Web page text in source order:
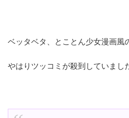
ベッタベタ、とことん少女漫画風
やはりツッコミが殺到していまし